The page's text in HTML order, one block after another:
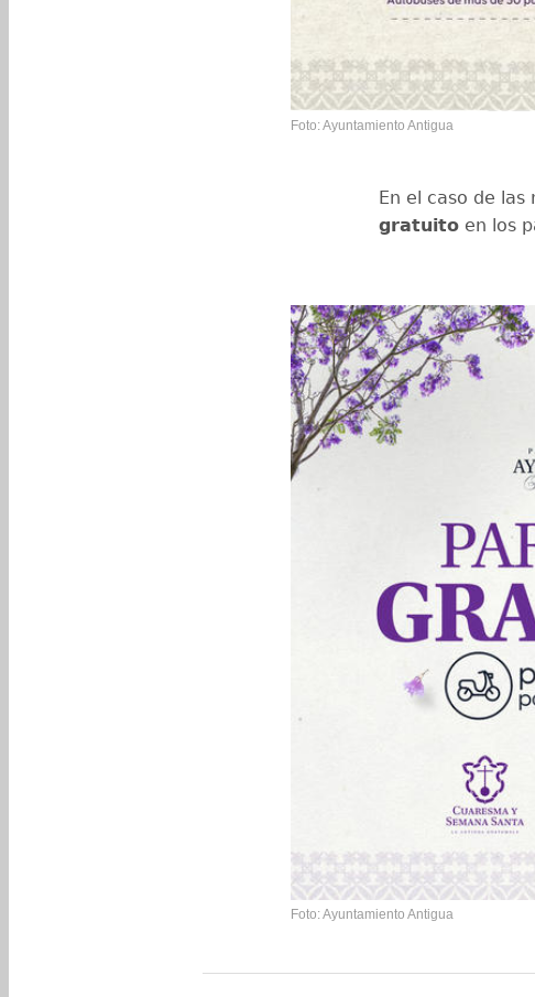
Foto: Ayuntamiento Antigua
En el caso de
gratuito en los
Foto: Ayuntamiento Antigua